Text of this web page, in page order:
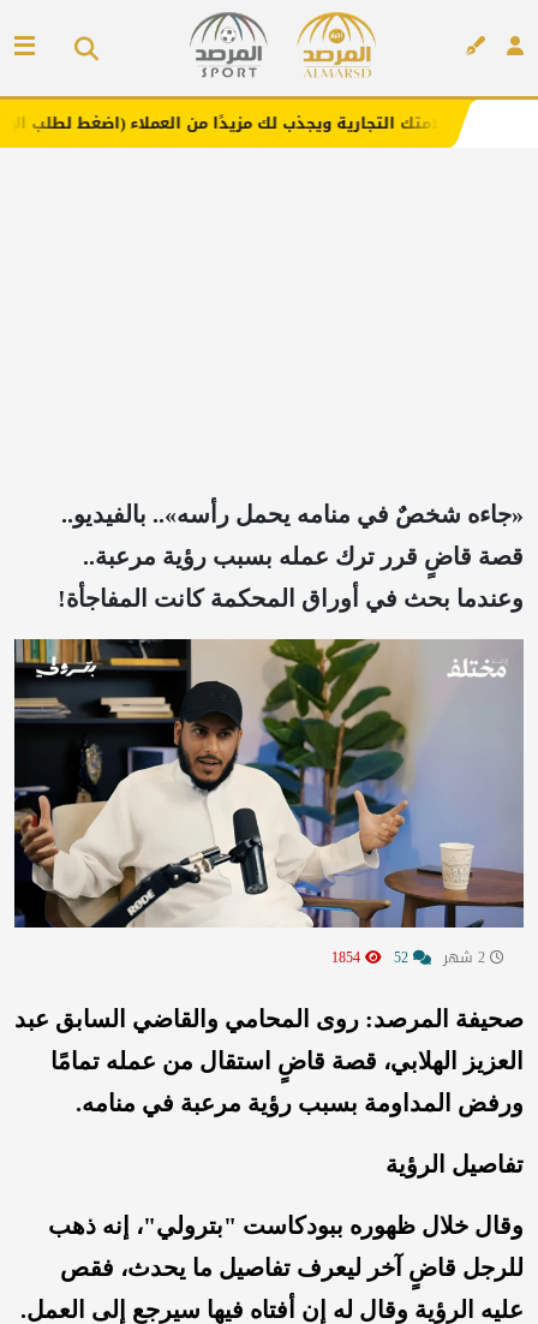
ويجذب لك مزيدًا من العملاء (اضغط لطلب الإعلان)
«جاءه شخصٌ في منامه يحمل رأسه».. بالفيديو..
قصة قاضٍ قرر ترك عمله بسبب رؤية مرعبة..
وعندما بحث في أوراق المحكمة كانت المفاجأة!
صحيفة المرصد: روى المحامي والقاضي السابق عبد
العزيز الهلابي، قصة قاضٍ استقال من عمله تمامًا
ورفض المداومة بسبب رؤية مرعبة في منامه.
تفاصيل الرؤية
وقال خلال ظهوره ببودكاست "بترولي"، إنه ذهب
للرجل قاضٍ آخر ليعرف تفاصيل ما يحدث، فقص
عليه الرؤية وقال له إن أفتاه فيها سيرجع إلى العمل.